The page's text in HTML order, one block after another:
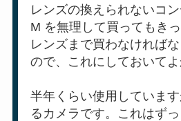
レンズの換えられないコ
M を無理して買ってもき
レンズまで買わなければ
ので、これにしておいてよ
半年くらい使用していま
るカメラです。これはず